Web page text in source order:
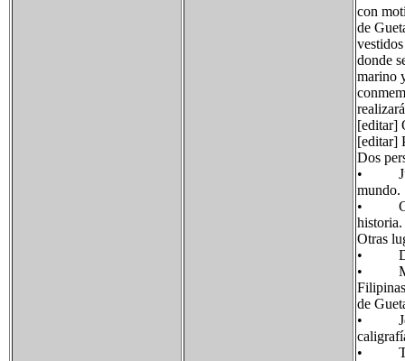
con
de
donde
marino
[editar]
[editar]
Dos
• Juan
mundo.
•
historia.
Otras
•
•
de
• José
•